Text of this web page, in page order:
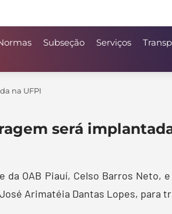
Subseção Serviços
na UFPI
será
OAB Piauí, Celso Barros
Arimatéia Dantas Lopes, para